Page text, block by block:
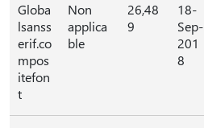
Globa
lsanss
erif.co
mpos
itefon
t
Non
applica
ble
26,48
9
18-
Sep-
201
8